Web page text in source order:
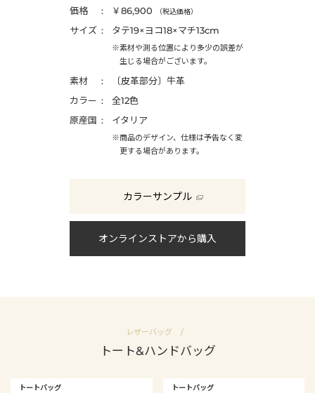
価格
￥86,900 （税込価格）
サイズ タテ19×ヨコ18×マチ13cm
※素材や測る位置により多少の誤差が
生じる場合がございます。
素材
〔皮革部分〕牛革
カラー
全12色
原産国
イタリア
※商品のデザイン、仕様は予告なく変
更する場合があります。
カラーサンプル
オンラインストアから購入
レザーバッグ
トート&ハンドバッグ
トートバッグ トートバッグ